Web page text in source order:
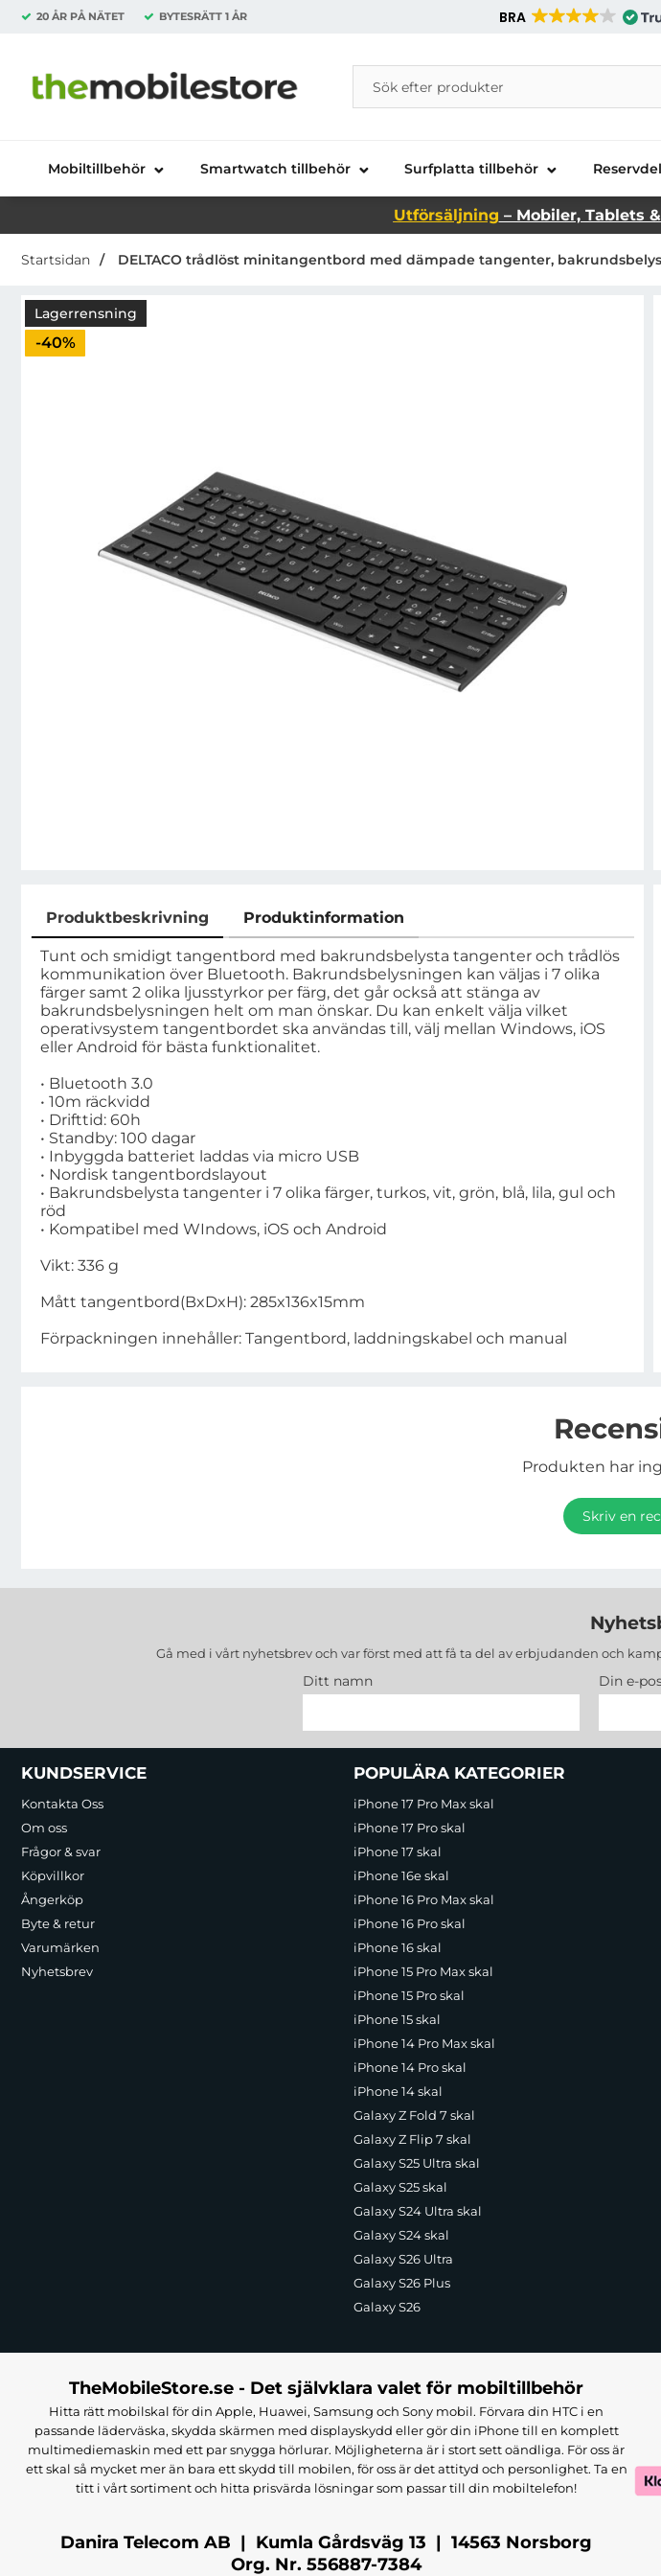
20 ÅR PÅ NÄTET BYTESRÄTT 1 ÅR BRA
Startsidan för Danira Telecom AB
Sök
Sök på Danira Telecom AB
Mobiltillbehör Smartwatch tillbehör Surfplatta tillbehör
Utförsäljning – Mobiler, Tablets
Startsidan DELTACO trådlöst minitangentbord med dämpade tangenter,
Lagerrensning
Priset är nedsatt med
-40%
Produktbeskrivning Produktinformation
Produktbeskrivning
Tunt och smidigt tangentbord med bakrundsbelysta tangenter och trådlös
kommunikation över Bluetooth. Bakrundsbelysningen kan väljas i 7 olika
färger samt 2 olika ljusstyrkor per färg, det går också att stänga av
bakrundsbelysningen helt om man önskar. Du kan enkelt välja vilket
operativsystem tangentbordet ska användas till, välj mellan Windows, iOS
eller Android för bästa funktionalitet.
• Bluetooth 3.0
• 10m räckvidd
• Drifttid: 60h
• Standby: 100 dagar
• Inbyggda batteriet laddas via micro USB
• Nordisk tangentbordslayout
• Bakrundsbelysta tangenter i 7 olika färger, turkos, vit, grön, blå, lila, gul och
röd
• Kompatibel med WIndows, iOS och Android
Vikt: 336 g
Mått tangentbord(BxDxH): 285x136x15mm
Förpackningen innehåller: Tangentbord, laddningskabel och manual
Produkten har
Skriv en
Gå med i vårt nyhetsbrev och var först med att få ta del av erbjudanden och
Ditt namn Din e-
Sidfot Blandad info och länkar
KUNDSERVICE
Kontakta Oss
Om oss
Frågor & svar
Köpvillkor
Ångerköp
Byte & retur
Varumärken
Nyhetsbrev
POPULÄRA KATEGORIER
iPhone 17 Pro Max skal
iPhone 17 Pro skal
iPhone 17 skal
iPhone 16e skal
iPhone 16 Pro Max skal
iPhone 16 Pro skal
iPhone 16 skal
iPhone 15 Pro Max skal
iPhone 15 Pro skal
iPhone 15 skal
iPhone 14 Pro Max skal
iPhone 14 Pro skal
iPhone 14 skal
Galaxy Z Fold 7 skal
Galaxy Z Flip 7 skal
Galaxy S25 Ultra skal
Galaxy S25 skal
Galaxy S24 Ultra skal
Galaxy S24 skal
Galaxy S26 Ultra
Galaxy S26 Plus
Galaxy S26
TheMobileStore.se - Det självklara valet för mobiltillbehör
Hitta rätt mobilskal för din Apple, Huawei, Samsung och Sony mobil. Förvara din HTC i en
passande läderväska, skydda skärmen med displayskydd eller gör din iPhone till en komplett
multimediemaskin med ett par snygga hörlurar. Möjligheterna är i stort sett oändliga. För oss är
ett skal så mycket mer än bara ett skydd till mobilen, för oss är det attityd och personlighet. Ta en
titt i vårt sortiment och hitta prisvärda lösningar som passar till din mobiltelefon!
Danira Telecom AB | Kumla Gårdsväg 13 | 14563 Norsborg
Org. Nr. 556887-7384